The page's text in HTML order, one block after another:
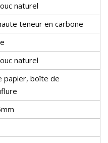
naturel
teneur en carbone
naturel
papier, boîte de